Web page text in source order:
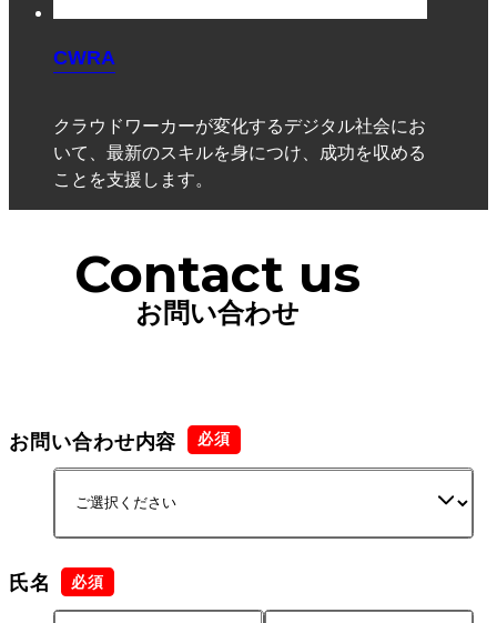
CWRA
クラウドワーカーが変化するデジタル社会にお
いて、最新のスキルを身につけ、成功を収める
ことを支援します。
Contact us
お問い合わせ
お問い合わせ内容
氏名